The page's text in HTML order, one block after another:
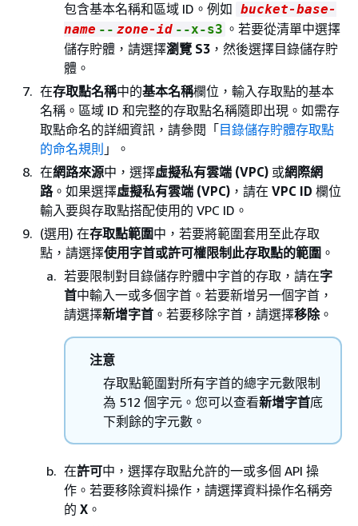
包含基本名稱和區域 ID。例如 bucket-base-
name -- zone-id --x-s3 。若要從清單中選擇
儲存貯體，請選擇瀏覽 S3 ，然後選擇目錄儲存貯
體。
在存取點名稱中的基本名稱欄位，輸入存取點的基本
名稱。區域 ID 和完整的存取點名稱隨即出現。如需存
取點命名的詳細資訊，請參閱「 目錄儲存貯體存取點
的命名規則 」。
在網路來源中，選擇虛擬私有雲端 (VPC) 或網際網
路。如果選擇虛擬私有雲端 (VPC) ，請在 VPC ID 欄位
輸入要與存取點搭配使用的 VPC ID。
(選用) 在存取點範圍中，若要將範圍套用至此存取
點，請選擇使用字首或許可權限制此存取點的範圍 。
若要限制對目錄儲存貯體中字首的存取，請在字
首中輸入一或多個字首。若要新增另一個字首，
請選擇新增字首 。若要移除字首，請選擇移除。
注意
存取點範圍對所有字首的總字元數限制
為 512 個字元。您可以查看新增字首底
下剩餘的字元數。
在許可中，選擇存取點允許的一或多個 API 操
作。若要移除資料操作，請選擇資料操作名稱旁
的 X 。